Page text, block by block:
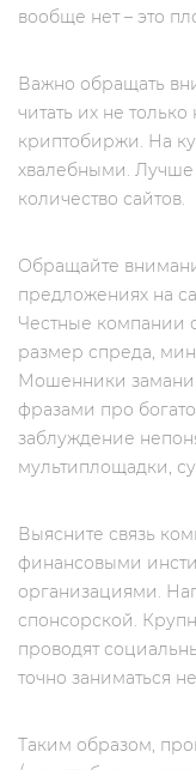
вообще нет – это
Важно обращать
читать их не
криптобиржи. На
хвалебными.
количество сайтов.
Обращайте
предложениях на
Честные компании
размер спреда,
Мошенники
фразами про
заблуждение
мультиплощадки,
Выясните связь
финансовыми
организациями.
спонсорской.
проводят
точно заниматься не
Таким образом,